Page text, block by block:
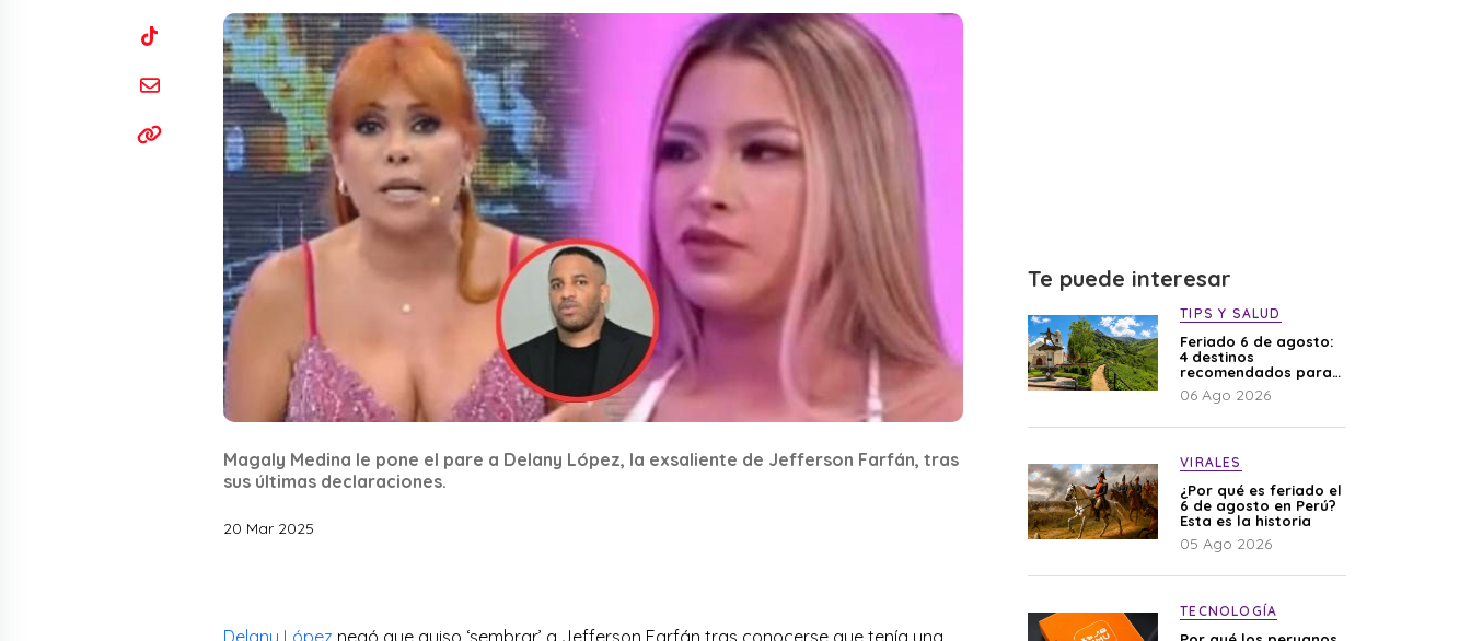
Magaly Medina le pone el pare a Delany López, la exsaliente de Jefferson Farfán, tras
sus últimas declaraciones.
20 Mar 2025
Delany López negó que quiso ‘sembrar’ a Jefferson Farfán tras conocerse que tenía una
Te puede interesar
TIPS Y SALUD
Feriado 6 de agosto:
4 destinos
recomendados para
disfrutar el descanso
06 Ago 2026
VIRALES
¿Por qué es feriado el
6 de agosto en Perú?
Esta es la historia
05 Ago 2026
TECNOLOGÍA